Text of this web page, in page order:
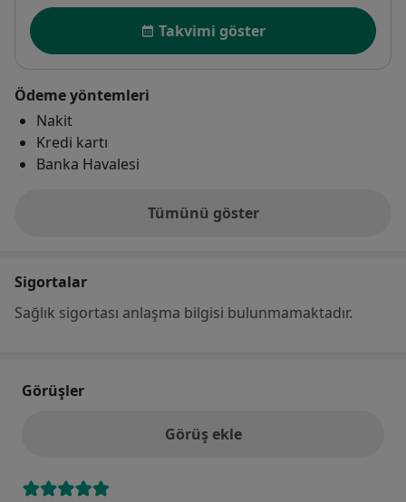
Uygunluk
Takvimi göster
Ödeme yöntemleri
Nakit
Kredi kartı
Banka Havalesi
Tümünü göster
adres hakkında
Sigortalar
Sağlık sigortası anlaşma bilgisi bulunmamaktadır.
Görüşler
Görüş ekle